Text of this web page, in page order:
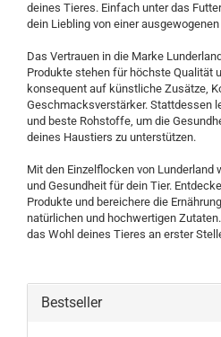
deines Tieres. Einfach unter das
dein Liebling von einer
Das Vertrauen in die Marke
Produkte stehen für höchste Qualität
konsequent auf künstliche Zusätze,
Geschmacksverstärker. Stattdessen
und beste Rohstoffe, um die
deines Haustiers zu unterstützen.
Mit den Einzelflocken von
und Gesundheit für dein Tier.
Produkte und bereichere die
natürlichen und hochwertigen
das Wohl deines Tieres an erster
Bestseller